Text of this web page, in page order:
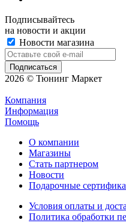
Подписывайтесь
на новости и акции
Новости магазина
2026 © Тюнинг Маркет
Компания
Информация
Помощь
О компании
Магазины
Стать партнером
Новости
Подарочные
Условия оплаты и
Политика обработки